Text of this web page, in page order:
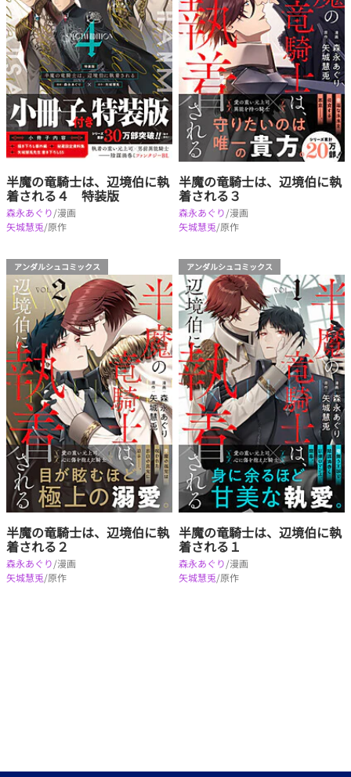
半魔の竜騎士は、辺境伯に執
着される４ 特装版
森永あぐり/漫画
矢城慧兎/原作
半魔の竜騎士は、辺境伯に執
着される３
森永あぐり/漫画
矢城慧兎/原作
アンダルシュコミックス
半魔の竜騎士は、辺境伯に執
着される２
森永あぐり/漫画
矢城慧兎/原作
アンダルシュコミックス
半魔の竜騎士は、辺境伯に執
着される１
森永あぐり/漫画
矢城慧兎/原作